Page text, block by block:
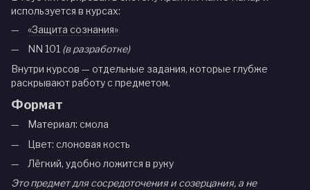
используется в курсах:
«Защита сознания»
NN 101 (в разработке)
Внутри курсов — отдельные задания, которые глубже
раскрывают работу с предметом.
Формат
Материал: смола
Цвет: слоновая кость
Лёгкий, удобно ложится в руку
Это предмет для сосредоточения и созерцания, а не